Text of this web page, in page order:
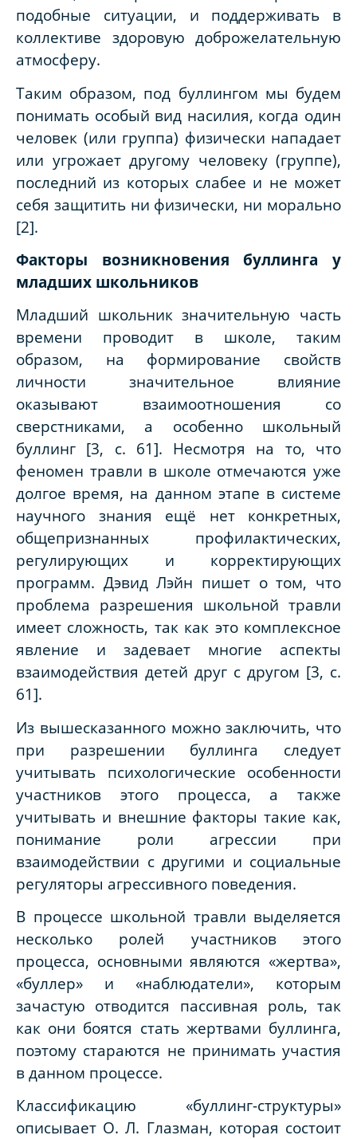
подобные ситуации, и поддерживать в
коллективе здоровую доброжелательную
атмосферу.
Таким образом, под буллингом мы будем
понимать особый вид насилия, когда один
человек (или группа) физически нападает
или угрожает другому человеку (группе),
последний из которых слабее и не может
себя защитить ни физически, ни морально
[2].
Факторы возникновения буллинга у
младших школьников
Младший школьник значительную часть
времени проводит в школе, таким
образом, на формирование свойств
личности значительное влияние
оказывают взаимоотношения со
сверстниками, а особенно школьный
буллинг [3, c. 61]. Несмотря на то, что
феномен травли в школе отмечаются уже
долгое время, на данном этапе в системе
научного знания ещё нет конкретных,
общепризнанных профилактических,
регулирующих и корректирующих
программ. Дэвид Лэйн пишет о том, что
проблема разрешения школьной травли
имеет сложность, так как это комплексное
явление и задевает многие аспекты
взаимодействия детей друг с другом [3, c.
61].
Из вышесказанного можно заключить, что
при разрешении буллинга следует
учитывать психологические особенности
участников этого процесса, а также
учитывать и внешние факторы такие как,
понимание роли агрессии при
взаимодействии с другими и социальные
регуляторы агрессивного поведения.
В процессе школьной травли выделяется
несколько ролей участников этого
процесса, основными являются «жертва»,
«буллер» и «наблюдатели», которым
зачастую отводится пассивная роль, так
как они боятся стать жертвами буллинга,
поэтому стараются не принимать участия
в данном процессе.
Классификацию «буллинг-структуры»
описывает О. Л. Глазман, которая состоит